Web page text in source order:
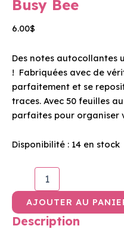
Busy Bee
6.00$
Des notes autocollantes
! Fabriquées avec de
parfaitement et se
traces. Avec 50 feuilles
parfaites pour organiser
Disponibilité : 14 en stock
AJOUTER AU
Description